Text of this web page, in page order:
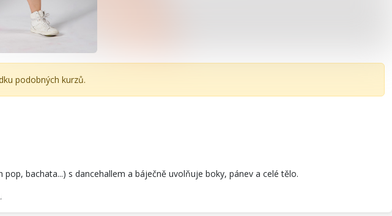
podobných kurzů.
bachata...) s dancehallem a báječně uvolňuje boky, pánev a celé tělo.